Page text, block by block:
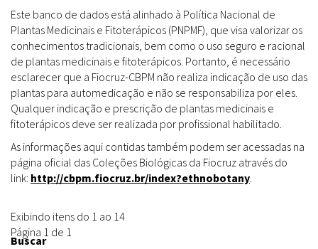
Este banco de dados está alinhado à Política Nacional de
Plantas Medicinais e Fitoterápicos (PNPMF), que visa valorizar os
conhecimentos tradicionais, bem como o uso seguro e racional
de plantas medicinais e fitoterápicos. Portanto, é necessário
esclarecer que a Fiocruz-CBPM não realiza indicação de uso das
plantas para automedicação e não se responsabiliza por eles.
Qualquer indicação e prescrição de plantas medicinais e
fitoterápicos deve ser realizada por profissional habilitado.
As informações aqui contidas também podem ser acessadas na
página oficial das Coleções Biológicas da Fiocruz através do
link: http://cbpm.fiocruz.br/index?ethnobotany.
Exibindo itens do 1 ao 14
Página 1 de 1
Buscar